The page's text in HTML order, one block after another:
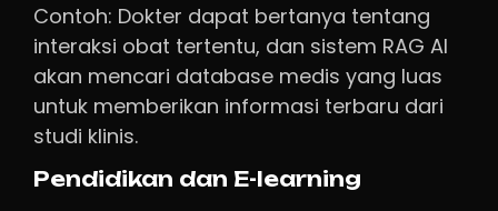
Contoh: Dokter dapat bertanya tentang
interaksi obat tertentu, dan sistem RAG AI
akan mencari database medis yang luas
untuk memberikan informasi terbaru dari
studi klinis.
Pendidikan dan E-learning